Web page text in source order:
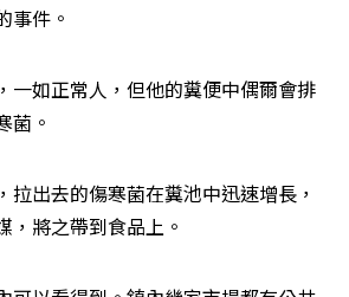
事件。
一如正常人，但他的糞便中偶爾會排
菌。
拉出去的傷寒菌在糞池中迅速增長，
，將之帶到食品上。